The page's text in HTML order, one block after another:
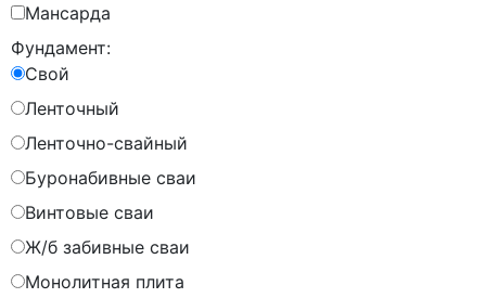
Мансарда
Фундамент:
Свой
Ленточный
Ленточно-свайный
Буронабивные сваи
Винтовые сваи
Ж/б забивные сваи
Монолитная плита